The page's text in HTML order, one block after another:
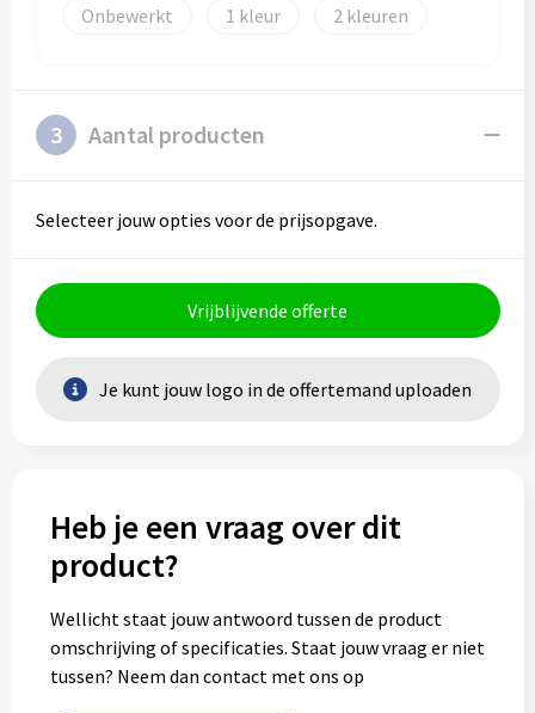
Onbewerkt
1 2
3 Aantal producten
Selecteer jouw opties voor de prijsopgave.
Vrijblijvende offerte
Je kunt jouw logo in de offertemand uploaden
Heb je een vraag over dit
product?
Wellicht staat jouw antwoord tussen de product
omschrijving of specificaties. Staat jouw vraag er niet
tussen? Neem dan contact met ons op